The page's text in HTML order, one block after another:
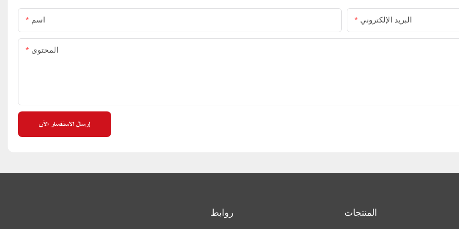
اسم البريد الإلكتروني
المحتوى
إرسال الاستفسار الآن
روابط المنتجات